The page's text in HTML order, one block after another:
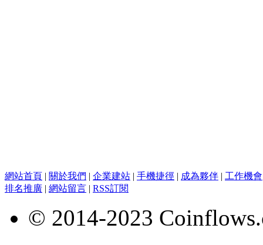
網站首頁 | 關於我們 | 企業建站 | 手機捷徑 | 成為夥伴 | 工作機會
排名推廣 | 網站留言 | RSS訂閱
© 2014-2023